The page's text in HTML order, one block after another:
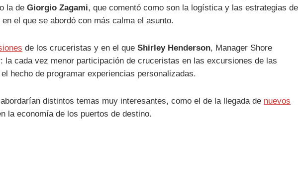
la de Giorgio Zagami, que comentó como son la logística y las estrategias de
el que se abordó con más calma el asunto.
de los cruceristas y en el que Shirley Henderson, Manager Shore
cada vez menor participación de cruceristas en las excursiones de las
hecho de programar experiencias personalizadas.
distintos temas muy interesantes, como el de la llegada de nuevos
la economía de los puertos de destino.